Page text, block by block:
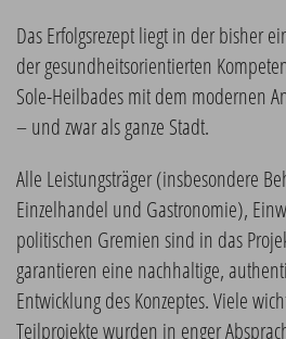
Das Erfolgsrezept liegt in der bisher
der gesundheitsorientierten
Sole-Heilbades mit dem modernen
– und zwar als ganze Stadt.
Alle Leistungsträger (insbesondere
Einzelhandel und Gastronomie),
politischen Gremien sind in das
garantieren eine nachhaltige,
Entwicklung des Konzeptes. Viele
Teilprojekte wurden in enger